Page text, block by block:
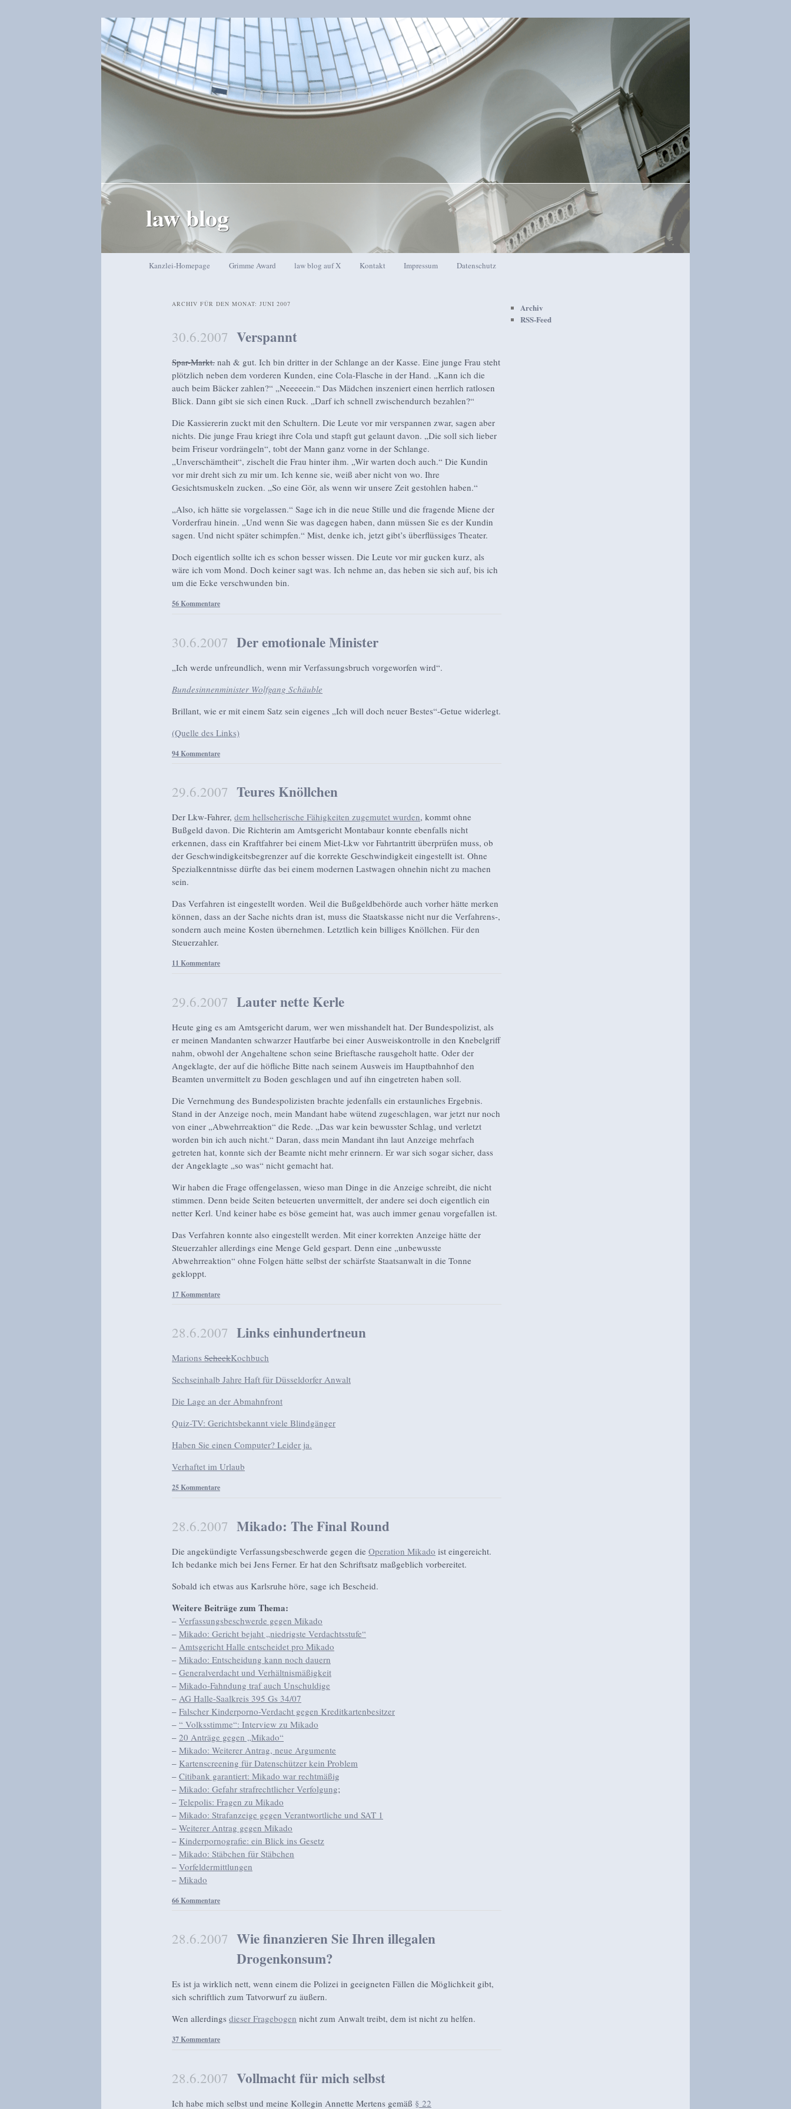
law blog
Zum Inhalt wechseln
Zum sekundären Inhalt wechseln
Kanzlei-Homepage Grimme Award law blog auf X Kontakt Impressum Datenschutz
ARCHIV FÜR DEN MONAT: JUNI 2007
30.6.2007 Verspannt
Spar-Markt. nah & gut. Ich bin dritter in der Schlange an der Kasse. Eine junge Frau steht
plötzlich neben dem vorderen Kunden, eine Cola-Flasche in der Hand. „Kann ich die
auch beim Bäcker zahlen?“ „Neeeeein.“ Das Mädchen inszeniert einen herrlich ratlosen
Blick. Dann gibt sie sich einen Ruck. „Darf ich schnell zwischendurch bezahlen?“
Die Kassiererin zuckt mit den Schultern. Die Leute vor mir verspannen zwar, sagen aber
nichts. Die junge Frau kriegt ihre Cola und stapft gut gelaunt davon. „Die soll sich lieber
beim Friseur vordrängeln“, tobt der Mann ganz vorne in der Schlange.
„Unverschämtheit“, zischelt die Frau hinter ihm. „Wir warten doch auch.“ Die Kundin
vor mir dreht sich zu mir um. Ich kenne sie, weiß aber nicht von wo. Ihre
Gesichtsmuskeln zucken. „So eine Gör, als wenn wir unsere Zeit gestohlen haben.“
„Also, ich hätte sie vorgelassen.“ Sage ich in die neue Stille und die fragende Miene der
Vorderfrau hinein. „Und wenn Sie was dagegen haben, dann müssen Sie es der Kundin
sagen. Und nicht später schimpfen.“ Mist, denke ich, jetzt gibt’s überflüssiges Theater.
Doch eigentlich sollte ich es schon besser wissen. Die Leute vor mir gucken kurz, als
wäre ich vom Mond. Doch keiner sagt was. Ich nehme an, das heben sie sich auf, bis ich
um die Ecke verschwunden bin.
56 Kommentare
30.6.2007 Der emotionale Minister
„Ich werde unfreundlich, wenn mir Verfassungsbruch vorgeworfen wird“.
Bundesinnenminister Wolfgang Schäuble
Brillant, wie er mit einem Satz sein eigenes „Ich will doch neuer Bestes“-Getue widerlegt.
(Quelle des Links)
94 Kommentare
29.6.2007 Teures Knöllchen
Der Lkw-Fahrer, dem hellseherische Fähigkeiten zugemutet wurden, kommt ohne
Bußgeld davon. Die Richterin am Amtsgericht Montabaur konnte ebenfalls nicht
erkennen, dass ein Kraftfahrer bei einem Miet-Lkw vor Fahrtantritt überprüfen muss, ob
der Geschwindigkeitsbegrenzer auf die korrekte Geschwindigkeit eingestellt ist. Ohne
Spezialkenntnisse dürfte das bei einem modernen Lastwagen ohnehin nicht zu machen
sein.
Das Verfahren ist eingestellt worden. Weil die Bußgeldbehörde auch vorher hätte merken
können, dass an der Sache nichts dran ist, muss die Staatskasse nicht nur die Verfahrens-,
sondern auch meine Kosten übernehmen. Letztlich kein billiges Knöllchen. Für den
Steuerzahler.
11 Kommentare
29.6.2007 Lauter nette Kerle
Heute ging es am Amtsgericht darum, wer wen misshandelt hat. Der Bundespolizist, als
er meinen Mandanten schwarzer Hautfarbe bei einer Ausweiskontrolle in den Knebelgriff
nahm, obwohl der Angehaltene schon seine Brieftasche rausgeholt hatte. Oder der
Angeklagte, der auf die höfliche Bitte nach seinem Ausweis im Hauptbahnhof den
Beamten unvermittelt zu Boden geschlagen und auf ihn eingetreten haben soll.
Die Vernehmung des Bundespolizisten brachte jedenfalls ein erstaunliches Ergebnis.
Stand in der Anzeige noch, mein Mandant habe wütend zugeschlagen, war jetzt nur noch
von einer „Abwehrreaktion“ die Rede. „Das war kein bewusster Schlag, und verletzt
worden bin ich auch nicht.“ Daran, dass mein Mandant ihn laut Anzeige mehrfach
getreten hat, konnte sich der Beamte nicht mehr erinnern. Er war sich sogar sicher, dass
der Angeklagte „so was“ nicht gemacht hat.
Wir haben die Frage offengelassen, wieso man Dinge in die Anzeige schreibt, die nicht
stimmen. Denn beide Seiten beteuerten unvermittelt, der andere sei doch eigentlich ein
netter Kerl. Und keiner habe es böse gemeint hat, was auch immer genau vorgefallen ist.
Das Verfahren konnte also eingestellt werden. Mit einer korrekten Anzeige hätte der
Steuerzahler allerdings eine Menge Geld gespart. Denn eine „unbewusste
Abwehrreaktion“ ohne Folgen hätte selbst der schärfste Staatsanwalt in die Tonne
gekloppt.
17 Kommentare
28.6.2007 Links einhundertneun
Marions ScheckKochbuch
Sechseinhalb Jahre Haft für Düsseldorfer Anwalt
Die Lage an der Abmahnfront
Quiz-TV: Gerichtsbekannt viele Blindgänger
Haben Sie einen Computer? Leider ja.
Verhaftet im Urlaub
25 Kommentare
28.6.2007 Mikado: The Final Round
Die angekündigte Verfassungsbeschwerde gegen die Operation Mikado ist eingereicht.
Ich bedanke mich bei Jens Ferner. Er hat den Schriftsatz maßgeblich vorbereitet.
Sobald ich etwas aus Karlsruhe höre, sage ich Bescheid.
Weitere Beiträge zum Thema:
– Verfassungsbeschwerde gegen Mikado
– Mikado: Gericht bejaht „niedrigste Verdachtsstufe“
– Amtsgericht Halle entscheidet pro Mikado
– Mikado: Entscheidung kann noch dauern
– Generalverdacht und Verhältnismäßigkeit
– Mikado-Fahndung traf auch Unschuldige
– AG Halle-Saalkreis 395 Gs 34/07
– Falscher Kinderporno-Verdacht gegen Kreditkartenbesitzer
– “ Volksstimme“: Interview zu Mikado
– 20 Anträge gegen „Mikado“
– Mikado: Weiterer Antrag, neue Argumente
– Kartenscreening für Datenschützer kein Problem
– Citibank garantiert: Mikado war rechtmäßig
– Mikado: Gefahr strafrechtlicher Verfolgung;
– Telepolis: Fragen zu Mikado
– Mikado: Strafanzeige gegen Verantwortliche und SAT 1
– Weiterer Antrag gegen Mikado
– Kinderpornografie: ein Blick ins Gesetz
– Mikado: Stäbchen für Stäbchen
– Vorfeldermittlungen
– Mikado
66 Kommentare
28.6.2007 Wie finanzieren Sie Ihren illegalen
Drogenkonsum?
Es ist ja wirklich nett, wenn einem die Polizei in geeigneten Fällen die Möglichkeit gibt,
sich schriftlich zum Tatvorwurf zu äußern.
Wen allerdings dieser Fragebogen nicht zum Anwalt treibt, dem ist nicht zu helfen.
37 Kommentare
28.6.2007 Vollmacht für mich selbst
Ich habe mich selbst und meine Kollegin Annette Mertens gemäß § 22
Archiv
RSS-Feed